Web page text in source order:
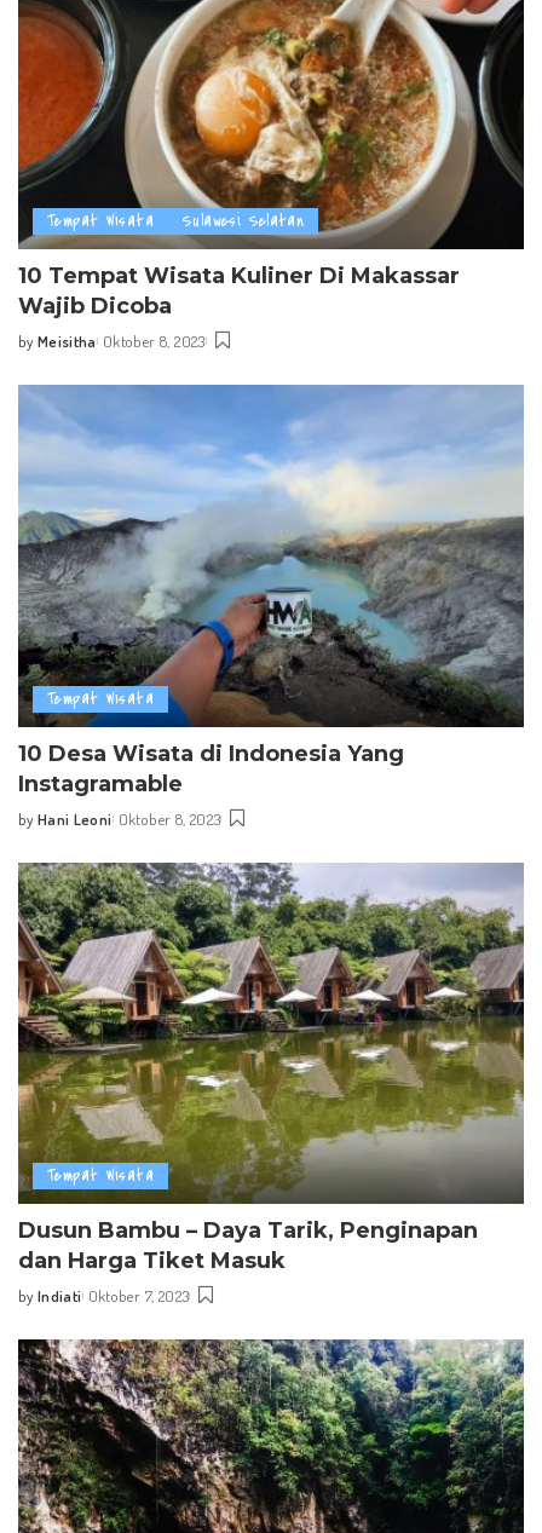
Tempat Wisata Sulawesi Selatan
10 Tempat Wisata Kuliner Di Makassar
Wajib Dicoba
Posted
by Meisitha Oktober 8, 2023
Tempat Wisata
10 Desa Wisata di Indonesia Yang
Instagramable
Posted
by Hani Leoni Oktober 8, 2023
Tempat Wisata
Dusun Bambu – Daya Tarik, Penginapan
dan Harga Tiket Masuk
Posted
by Indiati Oktober 7, 2023